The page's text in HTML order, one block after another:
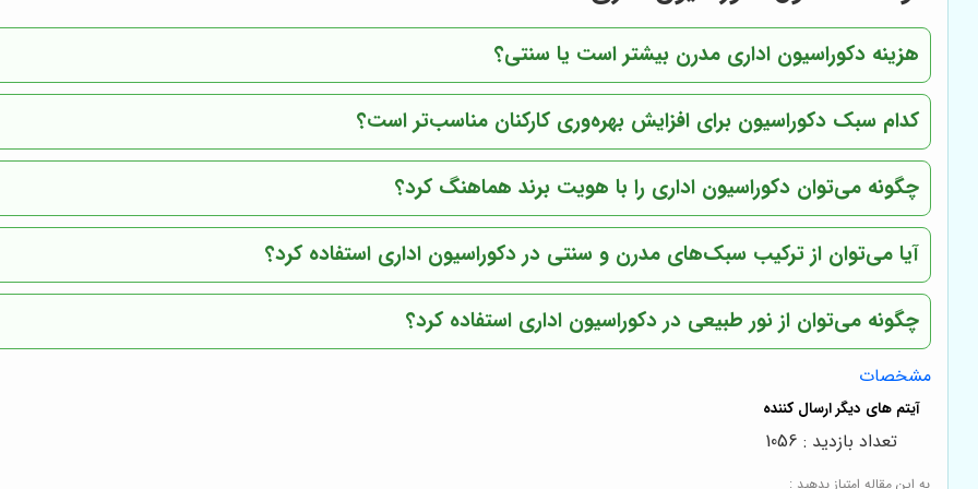
هزینه دکوراسیون اداری مدرن بیشتر است یا سنتی؟
کدام سبک دکوراسیون برای افزایش بهره‌وری کارکنان مناسب‌تر است؟
چگونه می‌توان دکوراسیون اداری را با هویت برند هماهنگ کرد؟
آیا می‌توان از ترکیب سبک‌های مدرن و سنتی در دکوراسیون اداری استفاده کرد؟
چگونه می‌توان از نور طبیعی در دکوراسیون اداری استفاده کرد؟
مشخصات
به این مقاله امتیاز بدهید :
تعداد بازدید : 1056